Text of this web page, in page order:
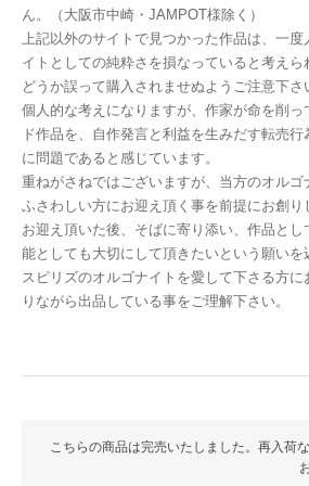
ん。（大阪市中崎・JAMPOT様除く）
上記以外のサイトで見つかった作品は、一
イトとしての純粋さを損なっていると考えら
どうか誤って購入されませぬようご注意下さ
個人的な考えになりますが、作家が命を削っ
ド作品を、自作発言と利益を生みだす転売
に問題であると感じています。
重ねがさねではございますが、当方のオルゴ
ふさわしい方にお迎え頂く事を前提にお創り
お迎え頂いた後、そばに寄り添い、作品と
能としても大切にして頂きたいという願いを
スピリズのオルゴナイトを愛して下さる方
りながら出品している事をご理解下さい。
こちらの商品は完売いたしました。再入荷